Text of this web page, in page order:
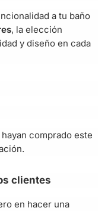
a tu baño
, la elección
y diseño en cada
comprado este
clientes
en hacer una